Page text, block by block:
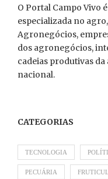
O Portal Campo Vivo
especializada no
Agronegócios,
dos agronegócios,
cadeias produtivas
nacional.
CATEGORIAS
TECNOLOGIA
PECUÁRIA